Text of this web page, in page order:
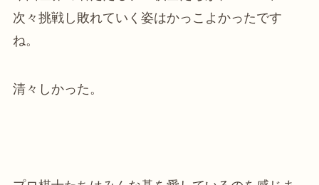
次々挑戦し敗れていく姿はかっこよかったです
ね。
清々しかった。